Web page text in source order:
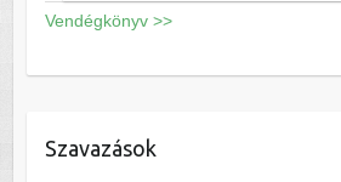
Vendégkönyv >>
Szavazások